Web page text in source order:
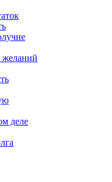
желаний
деле